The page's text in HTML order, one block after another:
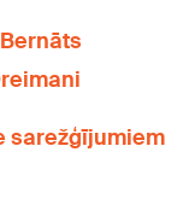
sarežģījumiem